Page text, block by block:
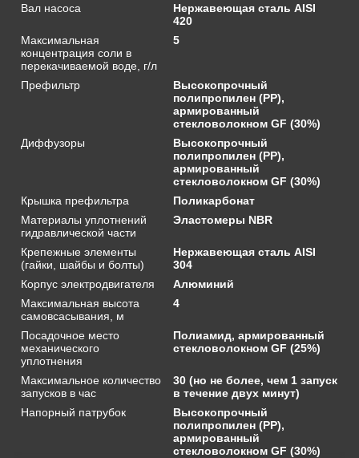
Вал насоса
Нержавеющая сталь AISI
420
Максимальная
концентрация соли в
перекачиваемой воде, г/л
5
Префильтр
Высокопрочный
полипропилен (PP),
армированный
стекловолокном GF (30%)
Диффузоры
Высокопрочный
полипропилен (PP),
армированный
стекловолокном GF (30%)
Крышка префильтра
Поликарбонат
Материалы уплотнений
гидравлической части
Эластомеры NBR
Крепежные элементы
(гайки, шайбы и болты)
Нержавеющая сталь AISI
304
Корпус электродвигателя
Алюминий
Максимальная высота
самовсасывания, м
4
Посадочное место
механического
уплотнения
Полиамид, армированный
стекловолокном GF (25%)
Максимальное количество
запусков в час
30 (но не более, чем 1 запуск
в течение двух минут)
Напорный патрубок
Высокопрочный
полипропилен (PP),
армированный
стекловолокном GF (30%)